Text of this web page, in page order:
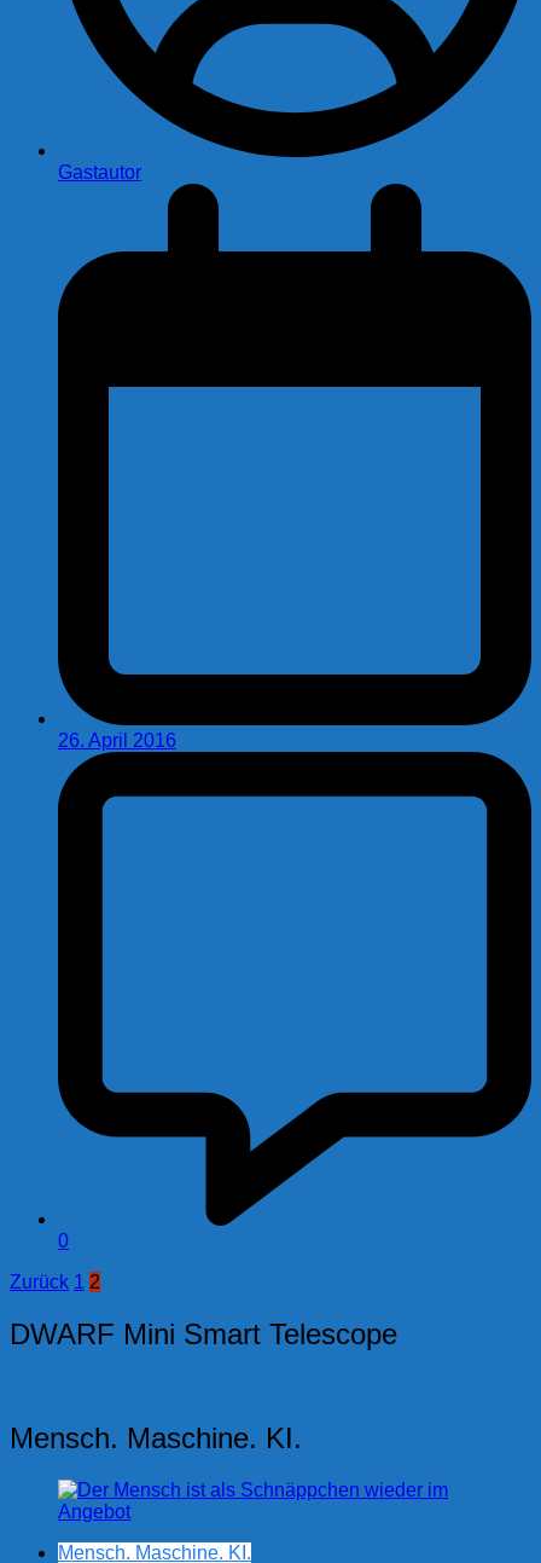
Gastautor
26. April 2016
0
Seitennummerierung
der
Beiträge
Zurück 1 2
DWARF Mini Smart Telescope
Mensch. Maschine. KI.
Mensch. Maschine. KI.